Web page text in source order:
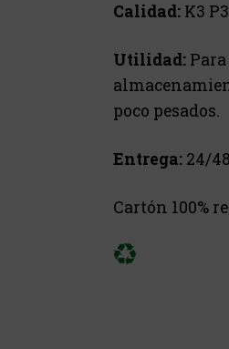
Calidad: K3
Utilidad:
poco pesados.
Entrega:24/
Cartón 100%